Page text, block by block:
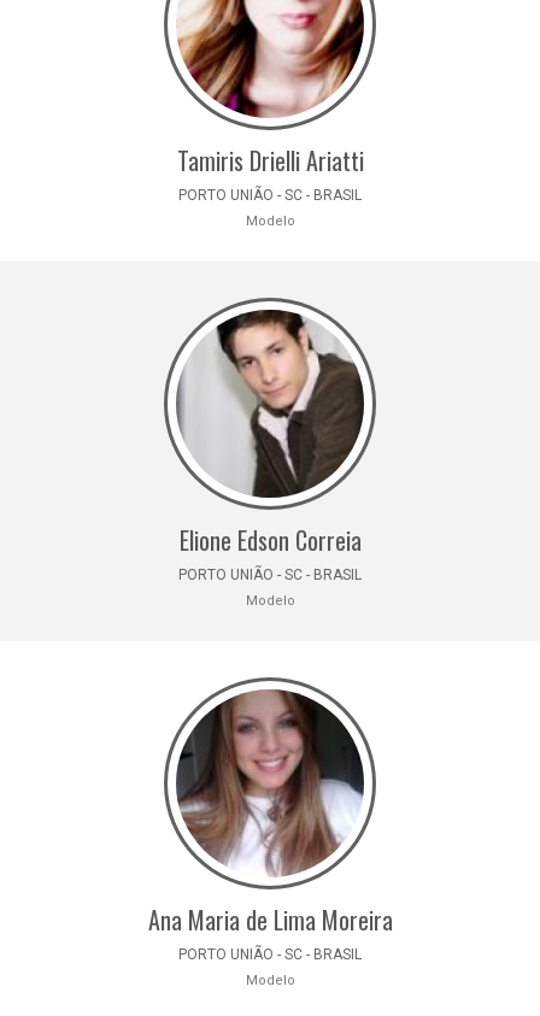
Tamiris Drielli Ariatti
PORTO UNIÃO - SC - BRASIL
Modelo
Elione Edson Correia
PORTO UNIÃO - SC - BRASIL
Modelo
Ana Maria de Lima Moreira
PORTO UNIÃO - SC - BRASIL
Modelo